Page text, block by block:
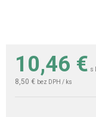
10,46 € s
8,50 € bez DPH / ks